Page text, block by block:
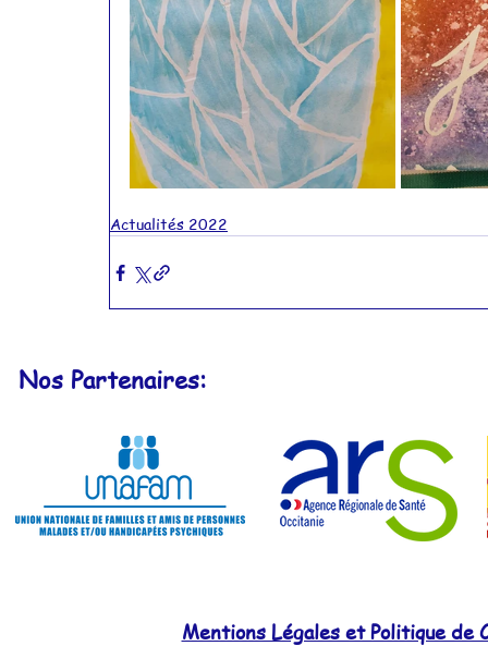
Actualités 2022
Nos Partenaires:
Mentions Légales et Politique de